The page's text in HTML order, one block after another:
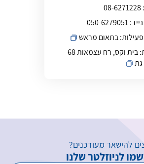
08-6271228
050-6279051
בתאום מראש
בית וקס, רח עצמאות 68
גת
להישאר מעודכנים?
לניוזלטר שלנו